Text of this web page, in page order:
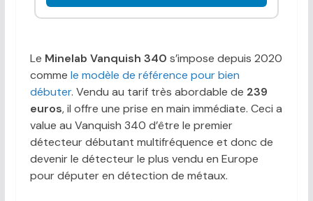
Le Minelab Vanquish 340 s’impose depuis 2020
comme le modèle de référence pour bien
débuter. Vendu au tarif très abordable de 239
euros, il offre une prise en main immédiate. Ceci a
value au Vanquish 340 d’être le premier
détecteur débutant multifréquence et donc de
devenir le détecteur le plus vendu en Europe
pour députer en détection de métaux.